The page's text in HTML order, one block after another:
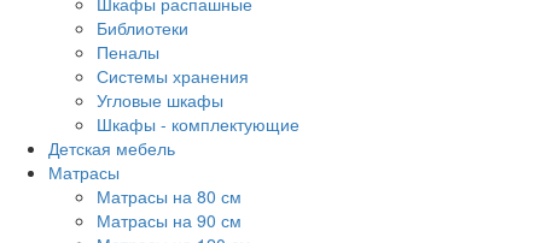
Библиотеки
Пеналы
Системы хранения
Угловые шкафы
Шкафы - комплектующие
Детская мебель
Матрасы
Матрасы на 80 см
Матрасы на 90 см